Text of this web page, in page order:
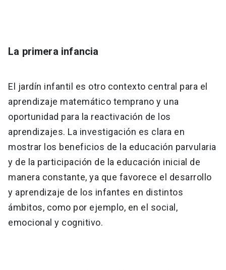
La primera infancia
El jardín infantil es otro contexto central para el
aprendizaje matemático temprano y una
oportunidad para la reactivación de los
aprendizajes. La investigación es clara en
mostrar los beneficios de la educación parvularia
y de la participación de la educación inicial de
manera constante, ya que favorece el desarrollo
y aprendizaje de los infantes en distintos
ámbitos, como por ejemplo, en el social,
emocional y cognitivo.